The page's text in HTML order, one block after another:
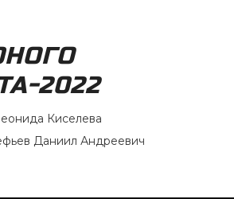
2022
Киселева
Даниил Андреевич